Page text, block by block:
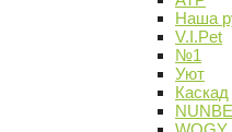
Наша
V.I.Pet
№1
Уют
Каскад